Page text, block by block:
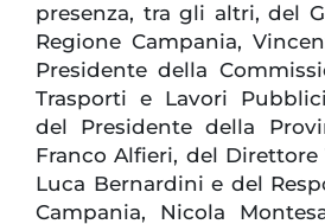
presenza, tra gli altri, del
Regione Campania,
Presidente della
Trasporti e Lavori
del Presidente della
Franco Alfieri, del Direttore
Luca Bernardini e del
Campania, Nicola